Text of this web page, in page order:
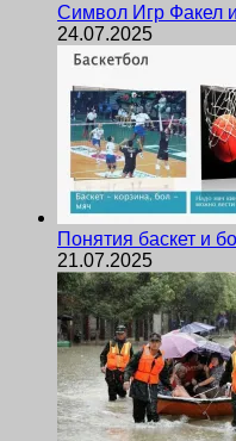
Символ Игр Факел
24.07.2025
Понятия баскет и
21.07.2025